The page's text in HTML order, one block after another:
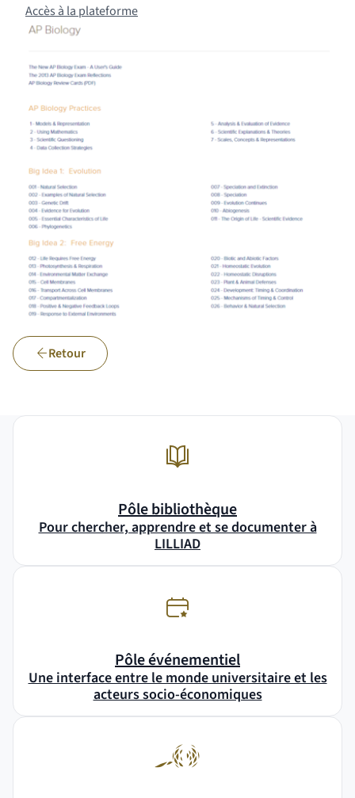
Accès à la plateforme(nouvelle fenêtre)
Retour
Pôle bibliothèque
Pour chercher, apprendre et se documenter à
LILLIAD
Pôle événementiel
Une interface entre le monde universitaire et les
acteurs socio-économiques